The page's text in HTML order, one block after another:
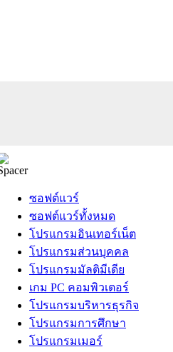
ซอฟต์แวร์
ซอฟต์แวร์ทั้งหมด
โปรแกรมอินเทอร์เน็ต
โปรแกรมส่วนบุคคล
โปรแกรมมัลติมีเดีย
เกม PC คอมพิวเตอร์
โปรแกรมบริหารธุรกิจ
โปรแกรมการศึกษา
โปรแกรมเมอร์